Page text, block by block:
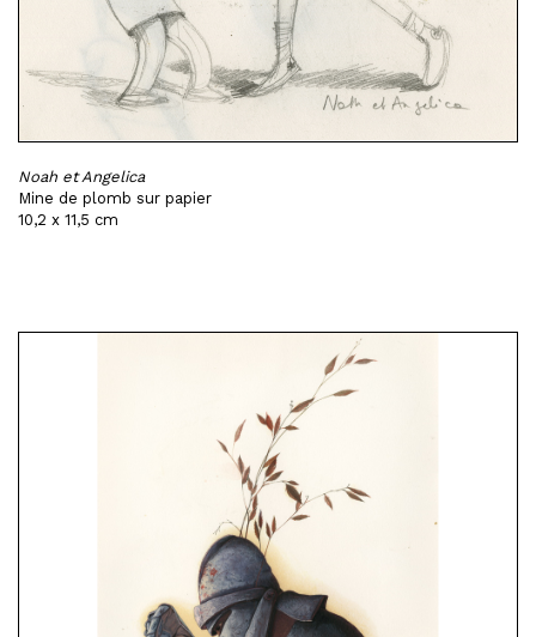
Noah et Angelica
Mine de plomb sur papier
10,2 x 11,5 cm